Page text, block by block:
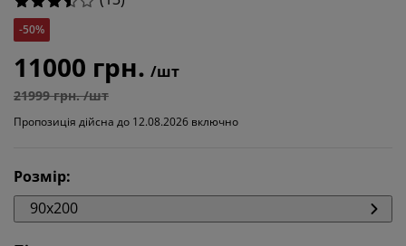
-50%
11000 грн. /шт
21999 грн. /шт
Пропозиція дійсна до 12.08.2026 включно
Розмір:
90x200